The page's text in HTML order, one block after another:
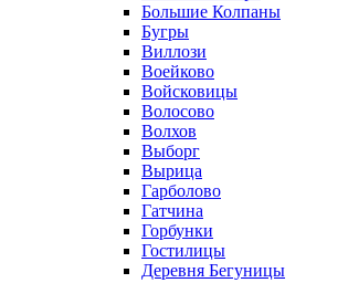
Большие Колпаны
Бугры
Виллози
Воейково
Войсковицы
Волосово
Волхов
Выборг
Вырица
Гарболово
Гатчина
Горбунки
Гостилицы
Деревня Бегуницы